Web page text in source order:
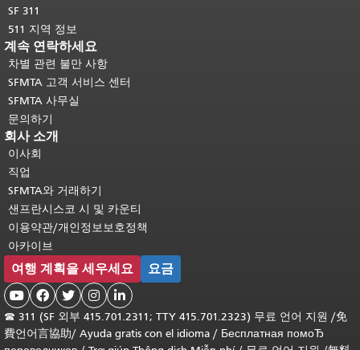
SF 311
511 지역 정보
계속 연락하세요
차별 관련 불만 사항
SFMTA 고객 서비스 센터
SFMTA 사무실
문의하기
회사 소개
이사회
직업
SFMTA와 거래하기
샌프란시스코 시 및 카운티
이용약관/개인정보보호정책
아카이브
여행 계획을 세우세요 요금
    
☎ 311 (SF 외부 415.701.2311; TTY 415.701.2323) 무료 언어 지원 /免
費언어言協助/ Ayuda gratis con el idioma / Бесплатная помоЂ